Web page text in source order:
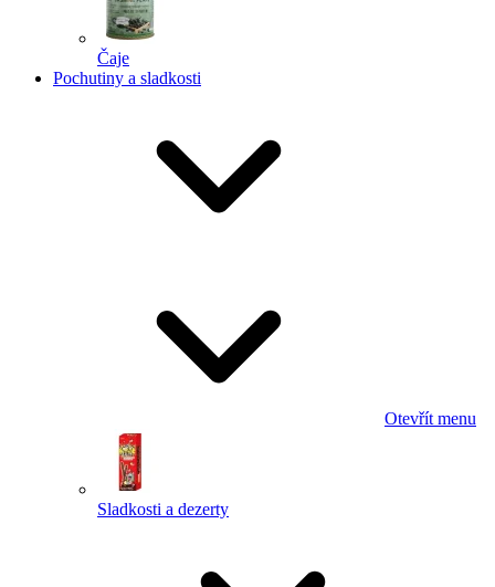
Čaje
Pochutiny a sladkosti
Otevřít menu
Sladkosti a dezerty